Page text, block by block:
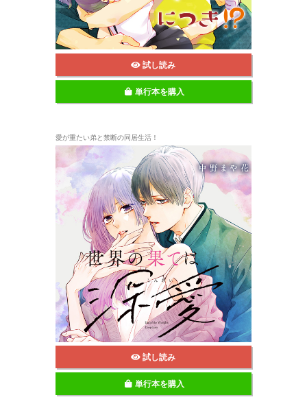
試し読み
単行本を購入
愛が重たい弟と禁断の同居生活！
試し読み
単行本を購入